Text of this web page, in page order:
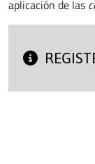
aplicación de las